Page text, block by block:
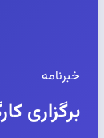
خبرنامه
برگزاری